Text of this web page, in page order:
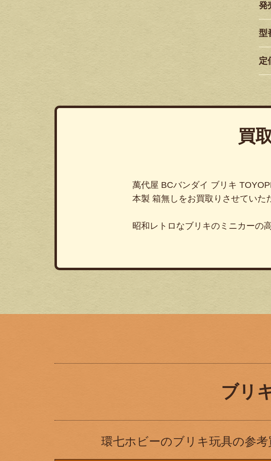
発
型
定
買
萬代屋 BCバンダイ ブリキ
本製 箱無しをお買取りさせていた
昭和レトロなブリキのミニカーの
ブリ
環七ホビーのブリキ玩具の参